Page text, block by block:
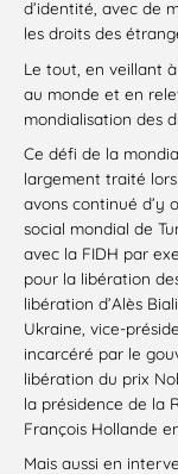
d’identité, avec de
les droits des
Le tout, en veillant
au monde et en
mondialisation des
Ce défi de la
largement traité
avons continué d’y
social mondial de
avec la FIDH par
pour la libération
libération d’Alès
Ukraine, vice-
incarcéré par le
libération du prix
la présidence de la
François Hollande
Mais aussi en